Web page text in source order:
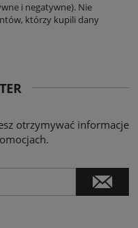
i negatywne). Nie
którzy kupili dany
otrzymywać informacje